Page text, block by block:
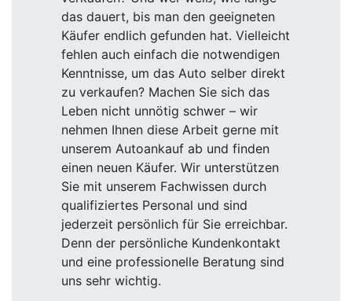
das dauert, bis man den geeigneten
Käufer endlich gefunden hat. Vielleicht
fehlen auch einfach die notwendigen
Kenntnisse, um das Auto selber direkt
zu verkaufen? Machen Sie sich das
Leben nicht unnötig schwer – wir
nehmen Ihnen diese Arbeit gerne mit
unserem Autoankauf ab und finden
einen neuen Käufer. Wir unterstützen
Sie mit unserem Fachwissen durch
qualifiziertes Personal und sind
jederzeit persönlich für Sie erreichbar.
Denn der persönliche Kundenkontakt
und eine professionelle Beratung sind
uns sehr wichtig.